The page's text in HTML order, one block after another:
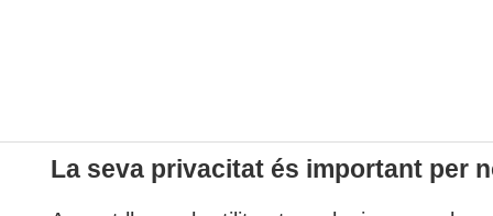
La seva privacitat és important per